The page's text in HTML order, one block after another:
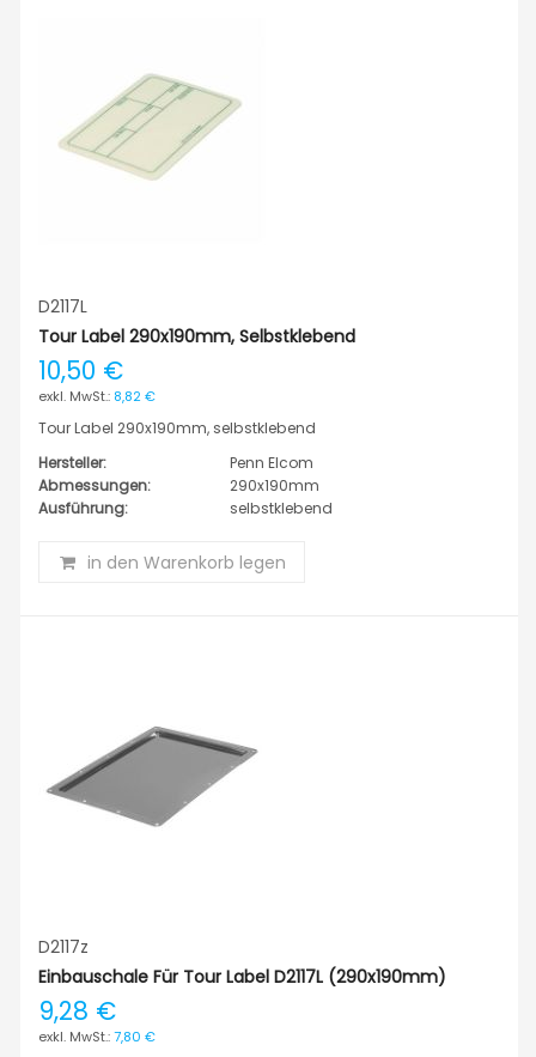
D2117L
Tour Label 290x190mm, Selbstklebend
10,50 €
8,82 €
Tour Label 290x190mm, selbstklebend
Hersteller:
Penn Elcom
Abmessungen:
290x190mm
Ausführung:
selbstklebend
in den Warenkorb legen
D2117z
Einbauschale Für Tour Label D2117L (290x190mm)
9,28 €
7,80 €